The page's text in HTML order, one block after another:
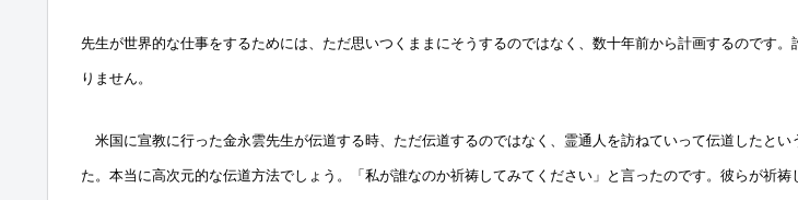
先生が世界的な仕事をするためには、ただ思いつくままにそうするのではなく、数十年前から計画するのです
りません。
米国に宣教に行った金永雲先生が伝道する時、ただ伝道するのではなく、霊通人を訪ねていって伝道したと
た。本当に高次元的な伝道方法でしょう。「私が誰なのか祈祷してみてください」と言ったのです。彼らが祈